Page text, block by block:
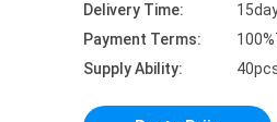
Delivery Time:
Payment Terms:
Supply Ability: